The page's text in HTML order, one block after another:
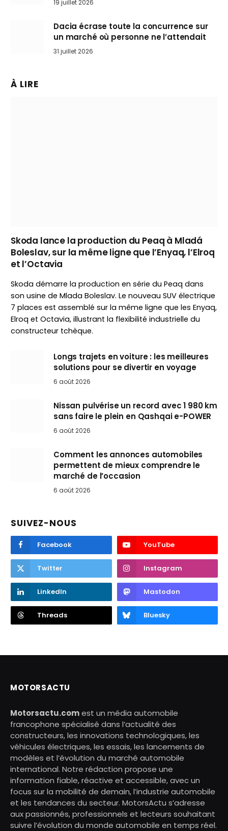
19 juillet 2026
Dacia écrase toute la concurrence sur
un marché où personne ne l’attendait
31 juillet 2026
À LIRE
Skoda lance la production du Peaq à Mladá
Boleslav, sur la même ligne que l’Enyaq, l’Elroq
et l’Octavia
Skoda démarre la production en série du Peaq dans
son usine de Mlada Boleslav. Le nouveau SUV électrique
7 places est assemblé sur la même ligne que les Enyaq,
Elroq et Octavia, illustrant la flexibilité industrielle du
constructeur tchèque.
Longs trajets en voiture : les meilleures
solutions pour se divertir en voyage
6 août 2026
Nissan pulvérise un record avec 1 980 km
sans faire le plein en Qashqai e-POWER
6 août 2026
Comment les annonces automobiles
permettent de mieux comprendre le
marché de l’occasion
6 août 2026
SUIVEZ-NOUS
Facebook YouTube
Twitter Instagram
LinkedIn Mastodon
Threads Bluesky
MOTORSACTU
Motorsactu.comest un média automobile
francophone spécialisé dans l’actualité des
constructeurs, les innovations technologiques, les
véhicules électriques, les essais, les lancements de
modèles et l’évolution du marché automobile
international. Notre rédaction propose une
information fiable, réactive et accessible, avec un
focus sur la mobilité de demain, l’industrie automobile
et les tendances du secteur. MotorsActu s’adresse
aux passionnés, professionnels et lecteurs souhaitant
suivre l’évolution du monde automobile en temps réel.